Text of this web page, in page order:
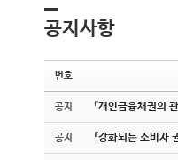
공지사항
번호
공지 「개인금융채권의
공지 『강화되는 소비자